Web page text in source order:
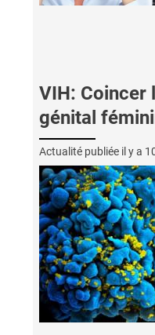
VIH: Coincer
génital
Actualité publiée il y a